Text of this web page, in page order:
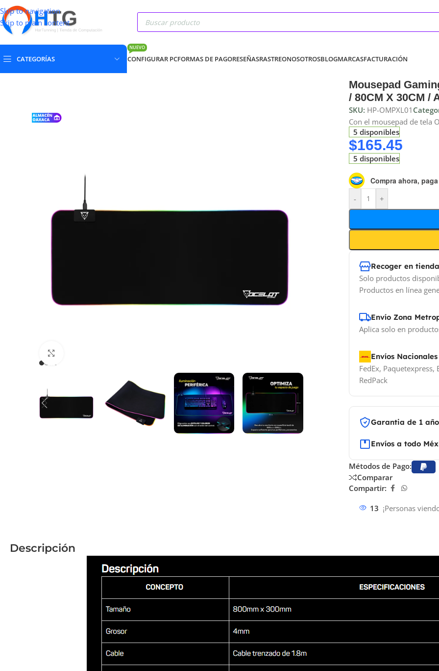
Skip to navigation
Skip to main content
CATEGORÍAS CONFIGURAR PC
NUEVO
FORMAS DE PAGORESEÑASRASTREONOSOTROSBLOGMARCASFACTURACIÓN
Mousepad
/ 80CM X 30CM /
SKU: HP-OMPXL01
Con el mousepad de tela
5 disponibles
$165.45
5 disponibles
Compra ahora,
-
+
Recoger en
Solo productos
Productos en línea
Envío Zona
Aplica solo en
Envíos Nacionales
FedEx, Paquetexpress,
RedPack
Garantia de 1 año
Envíos a todo
Métodos de Pago:
Comparar
Compartir:
13 ¡Personas
Descripción